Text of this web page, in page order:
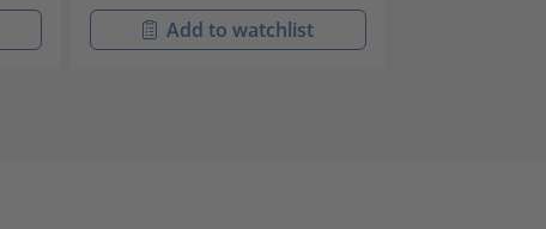
Add to watchlist